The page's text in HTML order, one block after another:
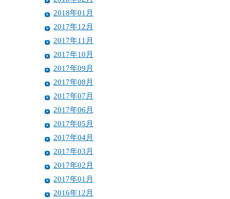
2018年01月
2017年12月
2017年11月
2017年10月
2017年09月
2017年08月
2017年07月
2017年06月
2017年05月
2017年04月
2017年03月
2017年02月
2017年01月
2016年12月